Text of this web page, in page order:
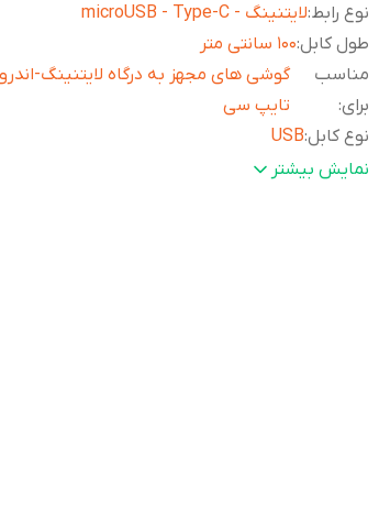
نوع رابط:لایتنینگ - microUSB - Type-C
طول کابل:100 سانتی متر
مناسب
برای:
گوشی های مجهز به درگاه لایتنینگ-
تایپ سی
نوع کابل:
USB
کاربرد:شارژ و انتقال دیتا
نمایش بیشتر